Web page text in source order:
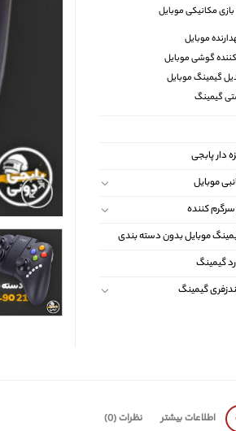
مکانیکی موبایل
موبایل
گوشی موبایل
گیمینگ موبایل
گیمینگ
دار پابجی
موبایل
کننده
موبایل بدون دسته بندی
گیمینگ
گیمینگ
اطلاعات بیشتر نظرات (0)